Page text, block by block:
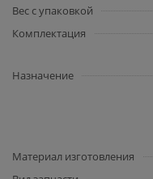
Вес с упаковкой
Комплектация
Назначение
Материал изготовления